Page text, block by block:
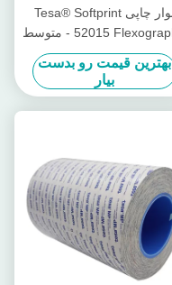
نوار چاپی Tesa® Softprint
52015 Flexographic - متوسط
سخت
بهترین قیمت رو بدست
بیار